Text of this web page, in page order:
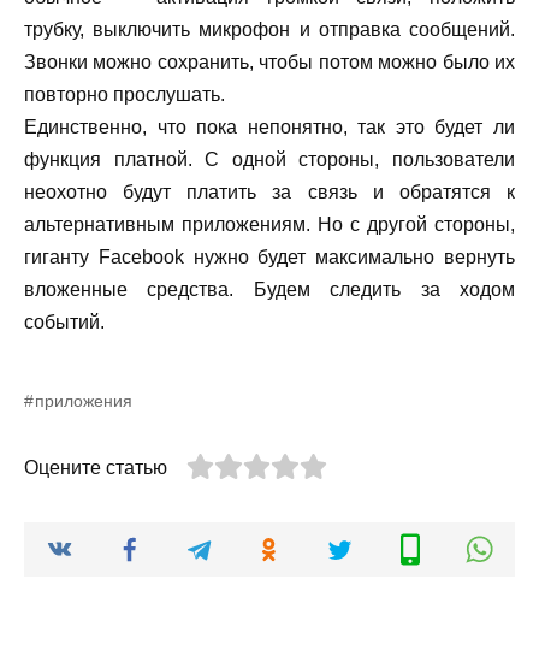
трубку, выключить микрофон и отправка сообщений.
Звонки можно сохранить, чтобы потом можно было их
повторно прослушать.
Единственно, что пока непонятно, так это будет ли
функция платной. С одной стороны, пользователи
неохотно будут платить за связь и обратятся к
альтернативным приложениям. Но с другой стороны,
гиганту Facebook нужно будет максимально вернуть
вложенные средства. Будем следить за ходом
событий.
приложения
Оцените статью